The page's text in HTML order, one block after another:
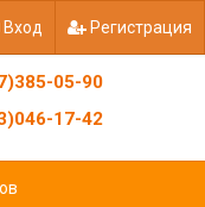
Вход Регистрация
05-90
17-42